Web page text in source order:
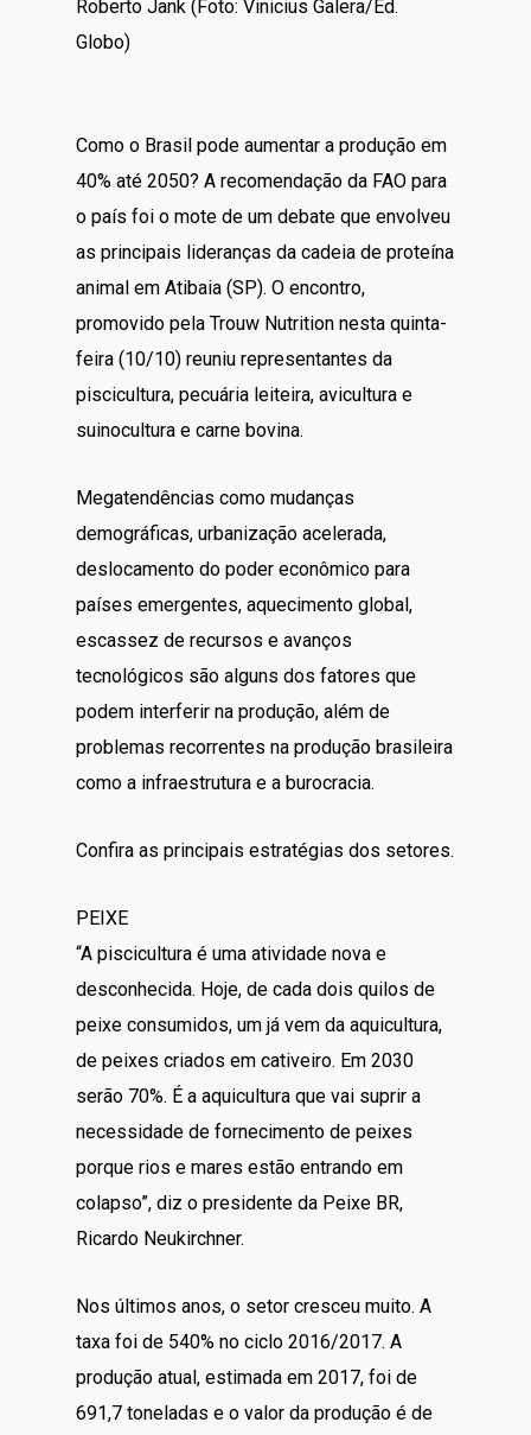
Roberto Jank (Foto: Vinicius Galera/Ed.
Globo)
Como o Brasil pode aumentar a produção em
40% até 2050? A recomendação da FAO para
o país foi o mote de um debate que envolveu
as principais lideranças da cadeia de proteína
animal em Atibaia (SP). O encontro,
promovido pela Trouw Nutrition nesta quinta-
feira (10/10) reuniu representantes da
piscicultura, pecuária leiteira, avicultura e
suinocultura e carne bovina.
Megatendências como mudanças
demográficas, urbanização acelerada,
deslocamento do poder econômico para
países emergentes, aquecimento global,
escassez de recursos e avanços
tecnológicos são alguns dos fatores que
podem interferir na produção, além de
problemas recorrentes na produção brasileira
como a infraestrutura e a burocracia.
Confira as principais estratégias dos setores.
PEIXE
“A piscicultura é uma atividade nova e
desconhecida. Hoje, de cada dois quilos de
peixe consumidos, um já vem da aquicultura,
de peixes criados em cativeiro. Em 2030
serão 70%. É a aquicultura que vai suprir a
necessidade de fornecimento de peixes
porque rios e mares estão entrando em
colapso”, diz o presidente da Peixe BR,
Ricardo Neukirchner.
Nos últimos anos, o setor cresceu muito. A
taxa foi de 540% no ciclo 2016/2017. A
produção atual, estimada em 2017, foi de
691,7 toneladas e o valor da produção é de